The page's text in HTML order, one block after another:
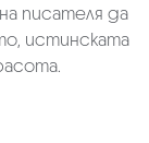
писателя да
истинската